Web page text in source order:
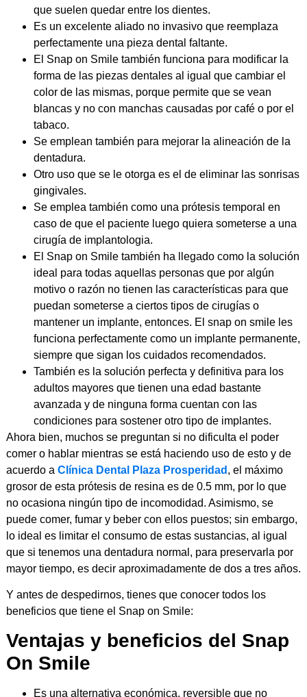
que suelen quedar entre los dientes.
Es un excelente aliado no invasivo que reemplaza
perfectamente una pieza dental faltante.
El Snap on Smile también funciona para modificar la
forma de las piezas dentales al igual que cambiar el
color de las mismas, porque permite que se vean
blancas y no con manchas causadas por café o por el
tabaco.
Se emplean también para mejorar la alineación de la
dentadura.
Otro uso que se le otorga es el de eliminar las sonrisas
gingivales.
Se emplea también como una prótesis temporal en
caso de que el paciente luego quiera someterse a una
cirugía de implantologia.
El Snap on Smile también ha llegado como la solución
ideal para todas aquellas personas que por algún
motivo o razón no tienen las características para que
puedan someterse a ciertos tipos de cirugías o
mantener un implante, entonces. El snap on smile les
funciona perfectamente como un implante permanente,
siempre que sigan los cuidados recomendados.
También es la solución perfecta y definitiva para los
adultos mayores que tienen una edad bastante
avanzada y de ninguna forma cuentan con las
condiciones para sostener otro tipo de implantes.
Ahora bien, muchos se preguntan si no dificulta el poder
comer o hablar mientras se está haciendo uso de esto y de
acuerdo a Clínica Dental Plaza Prosperidad , el máximo
grosor de esta prótesis de resina es de 0.5 mm, por lo que
no ocasiona ningún tipo de incomodidad. Asimismo, se
puede comer, fumar y beber con ellos puestos; sin embargo,
lo ideal es limitar el consumo de estas sustancias, al igual
que si tenemos una dentadura normal, para preservarla por
mayor tiempo, es decir aproximadamente de dos a tres años.
Y antes de despedirnos, tienes que conocer todos los
beneficios que tiene el Snap on Smile:
Ventajas y beneficios del Snap
On Smile
Es una alternativa económica, reversible que no